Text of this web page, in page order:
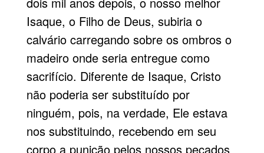
Isaque, o Filho de Deus, subiria o
calvário carregando sobre os ombros o
madeiro onde seria entregue como
sacrifício. Diferente de Isaque, Cristo
não poderia ser substituído por
ninguém, pois, na verdade, Ele estava
nos substituindo, recebendo em seu
corpo a punição pelos nossos pecados